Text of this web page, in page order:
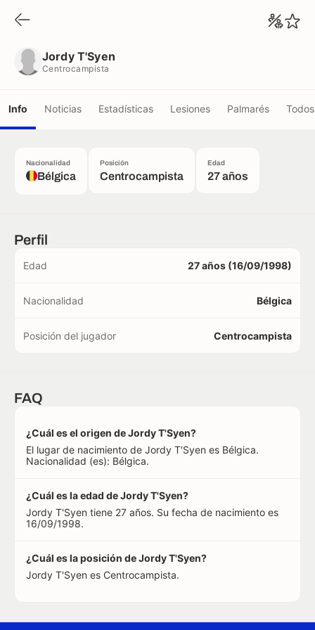
Jordy T'Syen
Centrocampista
Info Noticias Estadísticas Lesiones Palmarés
Nacionalidad
Bélgica
Posición
Centrocampista
Edad
27 años
Perfil
Edad 27 años (16/09/1998)
Nacionalidad Bélgica
Posición del jugador Centrocampista
FAQ
¿Cuál es el origen de Jordy T'Syen?
El lugar de nacimiento de Jordy T'Syen es Bélgica.
Nacionalidad (es): Bélgica.
¿Cuál es la edad de Jordy T'Syen?
Jordy T'Syen tiene 27 años. Su fecha de nacimiento es
16/09/1998.
¿Cuál es la posición de Jordy T'Syen?
Jordy T'Syen es Centrocampista.